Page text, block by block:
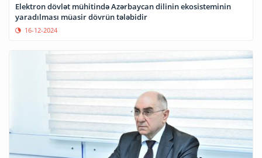
Elektron dövlət mühitində Azərbaycan dilinin ekosisteminin
yaradılması müasir dövrün tələbidir
16-12-2024